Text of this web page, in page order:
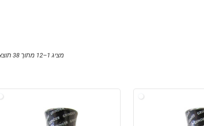
מציג 1–12 מתוך 38 תוצאות